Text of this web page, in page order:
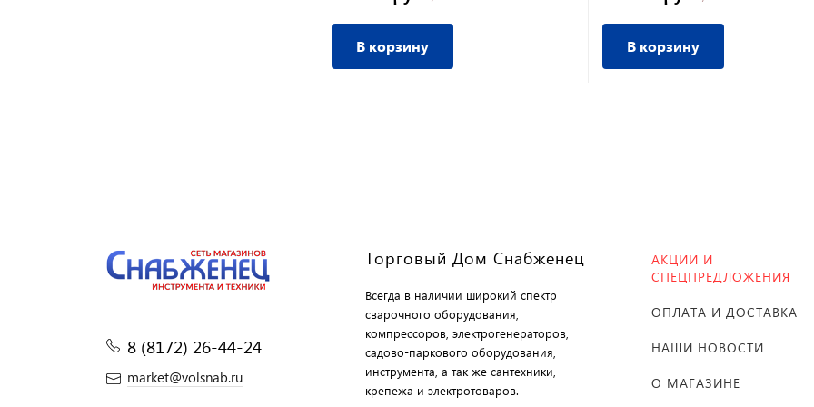
В корзину В корзину
8 (8172) 26-44-24
market@volsnab.ru
Торговый Дом Снабженец
Всегда в наличии широкий спектр
сварочного оборудования,
компрессоров, электрогенераторов,
садово-паркового оборудования,
инструмента, а так же сантехники,
крепежа и электротоваров.
АКЦИИ И
СПЕЦПРЕДЛОЖЕНИЯ
ОПЛАТА И ДОСТАВКА
НАШИ НОВОСТИ
О МАГАЗИНЕ